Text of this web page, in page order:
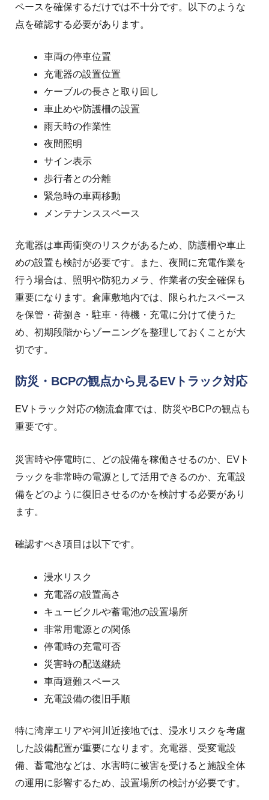
ペースを確保するだけでは不十分です。
以下のような
点を確認する必要があります。
車両の停車位置
充電器の設置位置
ケーブルの長さと取り回し
車止めや防護柵の設置
雨天時の作業性
夜間照明
サイン表示
歩行者との分離
緊急時の車両移動
メンテナンススペース
充電器は車両衝突のリスクがあるため、防護柵や車止
めの設置も検討が必要です。
また、夜間に充電作業を
行う場合は、照明や防犯カメラ、作業者の安全確保も
重要になります。 倉庫敷地内では、限られたスペース
を保管・荷捌き・駐車・待機・充電に分けて使うた
め、初期段階からゾーニングを整理しておくことが大
切です。
防災・BCPの観点から見るEVトラック対応
EVトラック対応の物流倉庫では、防災やBCPの観点も
重要です。
災害時や停電時に、どの設備を稼働させるのか、EVト
ラックを非常時の電源として活用できるのか、充電設
備をどのように復旧させるのかを検討する必要があり
ます。
確認すべき項目は以下です。
浸水リスク
充電器の設置高さ
キュービクルや蓄電池の設置場所
非常用電源との関係
停電時の充電可否
災害時の配送継続
車両避難スペース
充電設備の復旧手順
特に湾岸エリアや河川近接地では、浸水リスクを考慮
した設備配置が重要になります。 充電器、受変電設
備、蓄電池などは、水害時に被害を受けると施設全体
の運用に影響するため、設置場所の検討が必要です。